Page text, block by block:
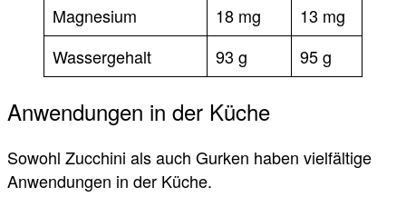
Magnesium 18 mg
13 mg
Wassergehalt
93 g 95 g
Anwendungen in der Küche
Sowohl Zucchini als auch Gurken haben vielfältige
Anwendungen in der Küche.